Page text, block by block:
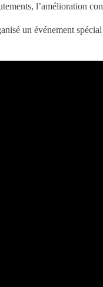
l’amélioration
un événement